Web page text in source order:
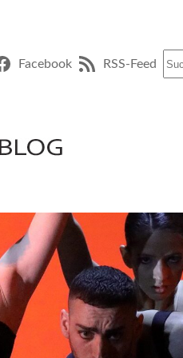
Facebook RSS-Feed